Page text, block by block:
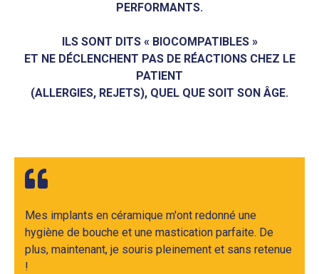
PERFORMANTS.
ILS SONT DITS « BIOCOMPATIBLES »
ET NE DÉCLENCHENT PAS DE RÉACTIONS CHEZ LE
PATIENT
(ALLERGIES, REJETS), QUEL QUE SOIT SON ÂGE.
Mes implants en céramique m'ont redonné une
hygiène de bouche et une mastication parfaite. De
plus, maintenant, je souris pleinement et sans retenue
!